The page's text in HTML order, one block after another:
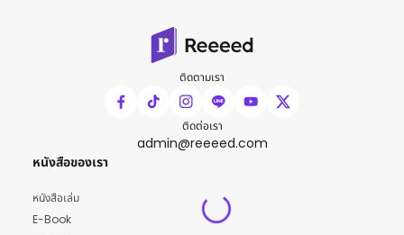
ติดตามเรา
ติดต่อเรา
admin@reeeed.com
หนังสือของเรา
หนังสือเล่ม
E-Book